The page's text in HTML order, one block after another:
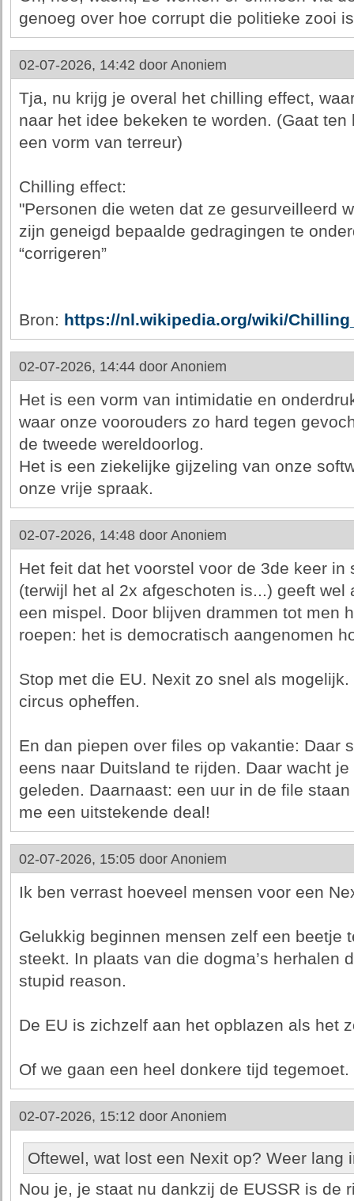
genoeg over hoe corrupt die politieke zooi
02-07-2026, 14:42 door Anoniem
Tja, nu krijg je overal het chilling effect,
naar het idee bekeken te worden. (Gaat
een vorm van terreur)
Chilling effect:
"Personen die weten dat ze gesurveilleerd
zijn geneigd bepaalde gedragingen te
“corrigeren”
Bron: https://nl.wikipedia.org/wiki/
02-07-2026, 14:44 door Anoniem
Het is een vorm van intimidatie en
waar onze voorouders zo hard tegen
de tweede wereldoorlog.
Het is een ziekelijke gijzeling van onze
onze vrije spraak.
02-07-2026, 14:48 door Anoniem
Het feit dat het voorstel voor de 3de keer in
(terwijl het al 2x afgeschoten is...) geeft
een mispel. Door blijven drammen tot men
roepen: het is democratisch aangenomen
Stop met die EU. Nexit zo snel als
circus opheffen.
En dan piepen over files op vakantie: Daar
eens naar Duitsland te rijden. Daar wacht
geleden. Daarnaast: een uur in de file
me een uitstekende deal!
02-07-2026, 15:05 door Anoniem
Ik ben verrast hoeveel mensen voor een
Gelukkig beginnen mensen zelf een beetje
steekt. In plaats van die dogma’s herhalen
stupid reason.
De EU is zichzelf aan het opblazen als het
Of we gaan een heel donkere tijd tegemoet.
02-07-2026, 15:12 door Anoniem
Oftewel, wat lost een Nexit op? Weer lang
Nou je, je staat nu dankzij de EUSSR is de